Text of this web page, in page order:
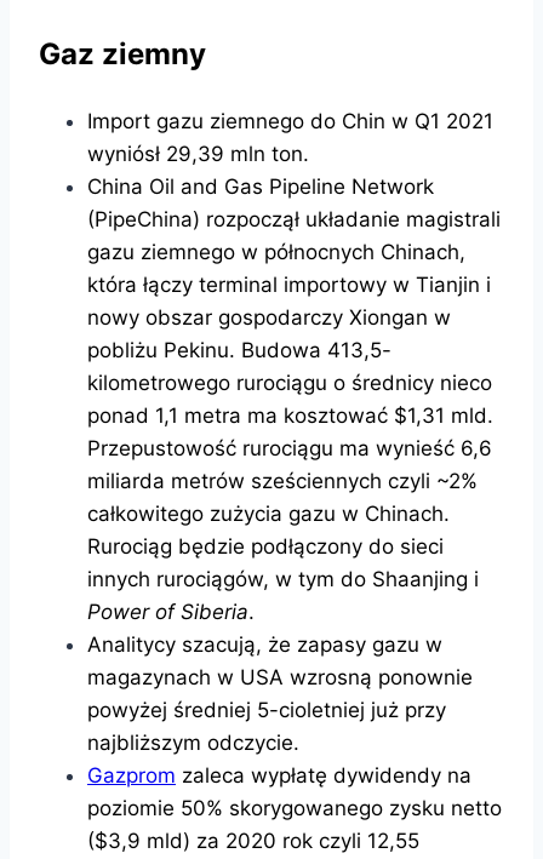
Gaz ziemny
Import gazu ziemnego do Chin w Q1 2021
wyniósł 29,39 mln ton.
China Oil and Gas Pipeline Network
(PipeChina) rozpoczął układanie magistrali
gazu ziemnego w północnych Chinach,
która łączy terminal importowy w Tianjin i
nowy obszar gospodarczy Xiongan w
pobliżu Pekinu. Budowa 413,5-
kilometrowego rurociągu o średnicy nieco
ponad 1,1 metra ma kosztować $1,31 mld.
Przepustowość rurociągu ma wynieść 6,6
miliarda metrów sześciennych czyli ~2%
całkowitego zużycia gazu w Chinach.
Rurociąg będzie podłączony do sieci
innych rurociągów, w tym do Shaanjing i
Power of Siberia.
Analitycy szacują, że zapasy gazu w
magazynach w USA wzrosną ponownie
powyżej średniej 5-cioletniej już przy
najbliższym odczycie.
Gazprom zaleca wypłatę dywidendy na
poziomie 50% skorygowanego zysku netto
($3,9 mld) za 2020 rok czyli 12,55